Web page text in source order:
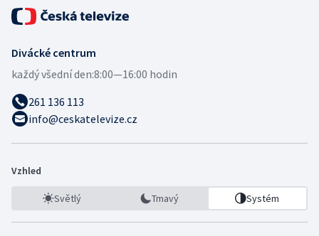
Divácké centrum
každý všední den:8:00—16:00 hodin
261 136 113
info@ceskatelevize.cz
Vzhled
Světlý Tmavý Systém